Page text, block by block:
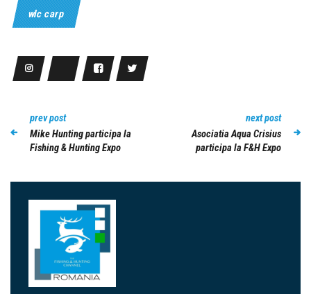
wlc carp
prev post
Mike Hunting participa la
Fishing & Hunting Expo
next post
Asociatia Aqua Crisius
participa la F&H Expo